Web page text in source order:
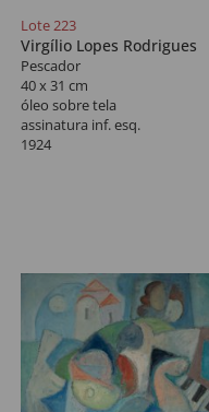
Lote 223
Virgílio Lopes Rodrigues
Pescador
40 x 31 cm
óleo sobre tela
assinatura inf. esq.
1924